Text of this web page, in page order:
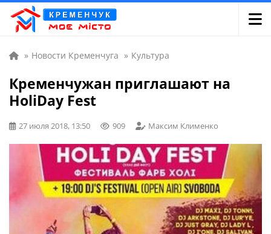
» Новости Кременчуга » Культура
Кременчужан приглашают на
HoliDay Fest
27 июля 2018, 13:50 909 Максим Клименко